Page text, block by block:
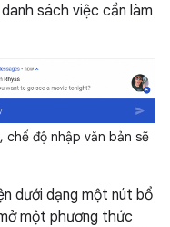
sách việc cần làm
chế độ nhập văn bản sẽ
dưới dạng một nút bổ
một phương thức